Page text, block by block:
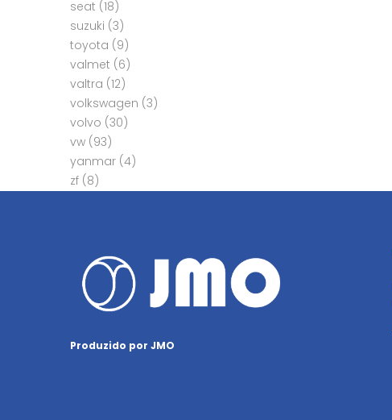
seat (18)
suzuki (3)
toyota (9)
valmet (6)
valtra (12)
volkswagen (3)
volvo (30)
vw (93)
yanmar (4)
zf (8)
Produzido por JMO